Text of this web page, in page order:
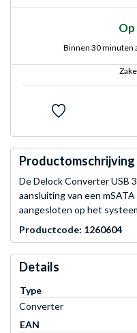
Binnen 30 minuten
Productomschrijving
De Delock Converter USB
aansluiting van een
aangesloten op het
Productcode: 1260604
Details
Type
Converter
EAN